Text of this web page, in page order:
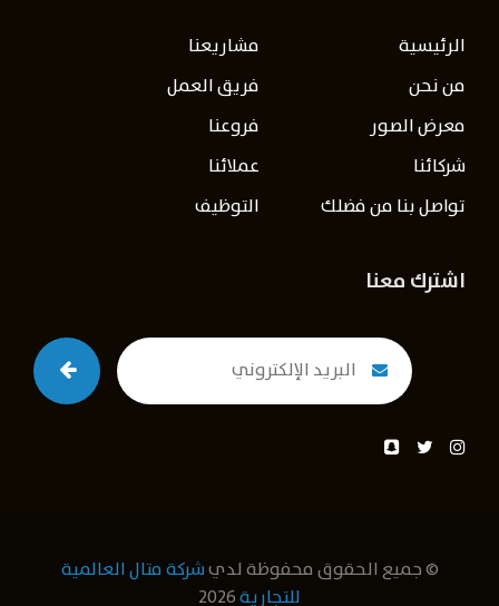
الرئيسية
مشاريعنا
من نحن
فريق العمل
معرض الصور
فروعنا
شركائنا
عملائنا
تواصل بنا من فضلك
التوظيف
اشترك معنا
© جميع الحقوق محفوظة لديشركة متال العالمية
للتجارية